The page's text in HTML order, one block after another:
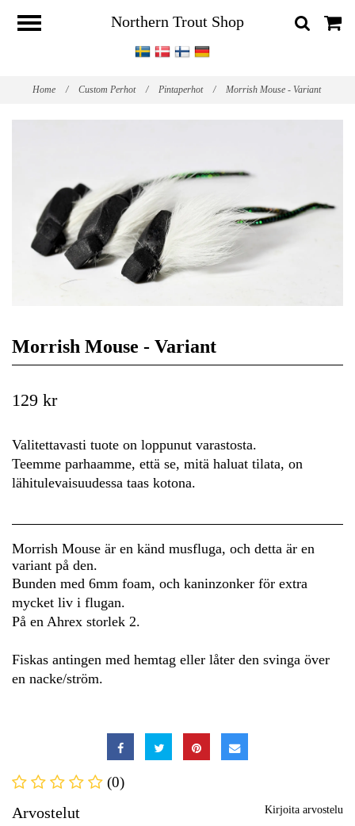
Northern Trout Shop
Home / Custom Perhot / Pintaperhot / Morrish Mouse - Variant
Morrish Mouse - Variant
129 kr
Valitettavasti tuote on loppunut varastosta.
Teemme parhaamme, että se, mitä haluat tilata, on
lähitulevaisuudessa taas kotona.
Morrish Mouse är en känd musfluga, och detta är en
variant på den.
Bunden med 6mm foam, och kaninzonker för extra
mycket liv i flugan.
På en Ahrex storlek 2.
Fiskas antingen med hemtag eller låter den svinga över
en nacke/ström.
(0)
Arvostelut Kirjoita arvostelu